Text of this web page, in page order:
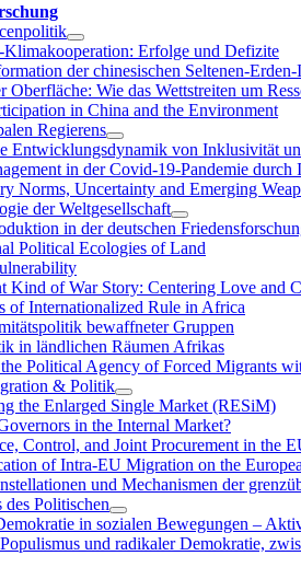
Erfolge und Defizite
der chinesischen Seltenen-
Oberfläche: Wie das Wettstreiten um
in China and the Environment
Regierens
Entwicklungsdynamik von Inklusivität
in der Covid-19-Pandemie durch
Norms, Uncertainty and Emerging
der Weltgesellschaft
in der deutschen
Political Ecologies of Land
Kind of War Story: Centering Love and
of Internationalized Rule in Africa
bewaffneter Gruppen
in ländlichen Räumen Afrikas
Political Agency of Forced Migrants
& Politik
the Enlarged Single Market (RESiM)
in the Internal Market?
Control, and Joint Procurement in the
of Intra-EU Migration on the
und Mechanismen der
Politischen
in sozialen Bewegungen –
und radikaler Demokratie,